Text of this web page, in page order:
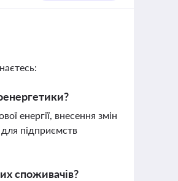
енергії, внесення змін
підприємств
споживачів?